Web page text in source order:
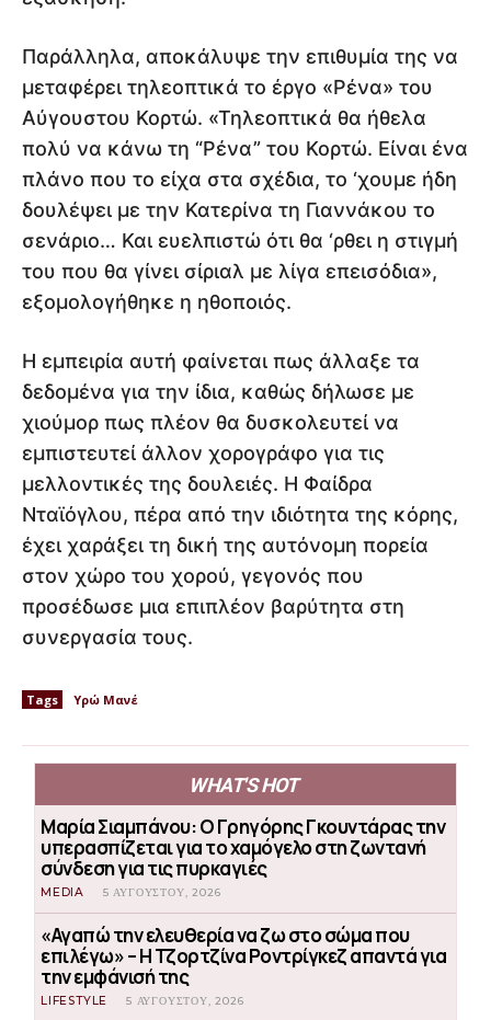
Παράλληλα, αποκάλυψε την επιθυμία της να
μεταφέρει τηλεοπτικά το έργο «Ρένα» του
Αύγουστου Κορτώ. «Τηλεοπτικά θα ήθελα
πολύ να κάνω τη “Ρένα” του Κορτώ. Είναι ένα
πλάνο που το είχα στα σχέδια, το ‘χουμε ήδη
δουλέψει με την Κατερίνα τη Γιαννάκου το
σενάριο… Και ευελπιστώ ότι θα ‘ρθει η στιγμή
του που θα γίνει σίριαλ με λίγα επεισόδια»,
εξομολογήθηκε η ηθοποιός.
Η εμπειρία αυτή φαίνεται πως άλλαξε τα
δεδομένα για την ίδια, καθώς δήλωσε με
χιούμορ πως πλέον θα δυσκολευτεί να
εμπιστευτεί άλλον χορογράφο για τις
μελλοντικές της δουλειές. Η Φαίδρα
Νταϊόγλου, πέρα από την ιδιότητα της κόρης,
έχει χαράξει τη δική της αυτόνομη πορεία
στον χώρο του χορού, γεγονός που
προσέδωσε μια επιπλέον βαρύτητα στη
συνεργασία τους.
Tags Υρώ Μανέ
WHAT'S HOT
Μαρία Σιαμπάνου: Ο Γρηγόρης Γκουντάρας την
υπερασπίζεται για το χαμόγελο στη ζωντανή
σύνδεση για τις πυρκαγιές
MEDIA 5 ΑΥΓΟΎΣΤΟΥ, 2026
«Αγαπώ την ελευθερία να ζω στο σώμα που
επιλέγω» – Η Τζορτζίνα Ροντρίγκεζ απαντά για
την εμφάνισή της
LIFESTYLE 5 ΑΥΓΟΎΣΤΟΥ, 2026